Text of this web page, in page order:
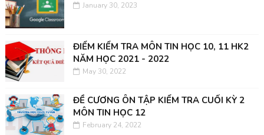
January 30, 2023
ĐIỂM KIỂM TRA MÔN TIN HỌC 10, 11 HK2
NĂM HỌC 2021 - 2022
May 30, 2022
ĐỀ CƯƠNG ÔN TẬP KIỂM TRA CUỐI KỲ 2
MÔN TIN HỌC 12
February 24, 2022